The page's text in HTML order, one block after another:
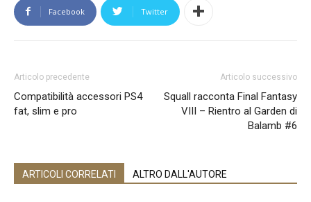
Facebook Twitter
Articolo precedente
Compatibilità accessori PS4
fat, slim e pro
Articolo successivo
Squall racconta Final Fantasy
VIII – Rientro al Garden di
Balamb #6
ARTICOLI CORRELATI ALTRO DALL'AUTORE